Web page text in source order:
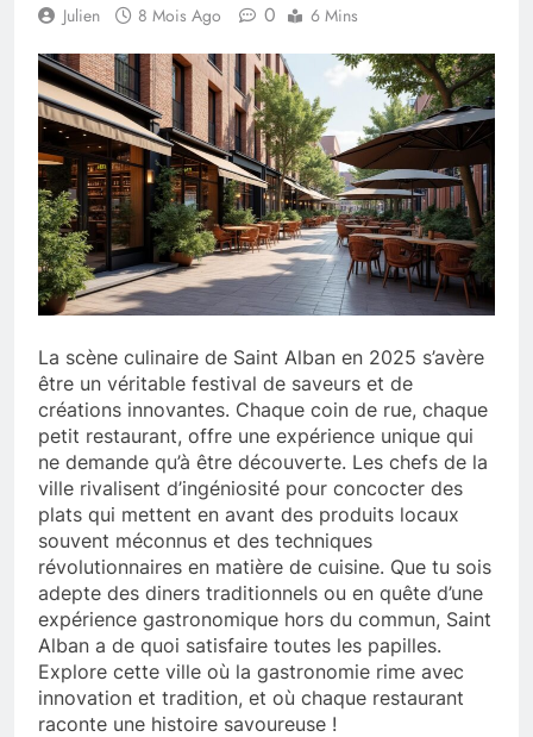
Julien 8 Mois Ago 0 6 Mins
La scène culinaire de Saint Alban en 2025 s’avère
être un véritable festival de saveurs et de
créations innovantes. Chaque coin de rue, chaque
petit restaurant, offre une expérience unique qui
ne demande qu’à être découverte. Les chefs de la
ville rivalisent d’ingéniosité pour concocter des
plats qui mettent en avant des produits locaux
souvent méconnus et des techniques
révolutionnaires en matière de cuisine. Que tu sois
adepte des diners traditionnels ou en quête d’une
expérience gastronomique hors du commun, Saint
Alban a de quoi satisfaire toutes les papilles.
Explore cette ville où la gastronomie rime avec
innovation et tradition, et où chaque restaurant
raconte une histoire savoureuse !